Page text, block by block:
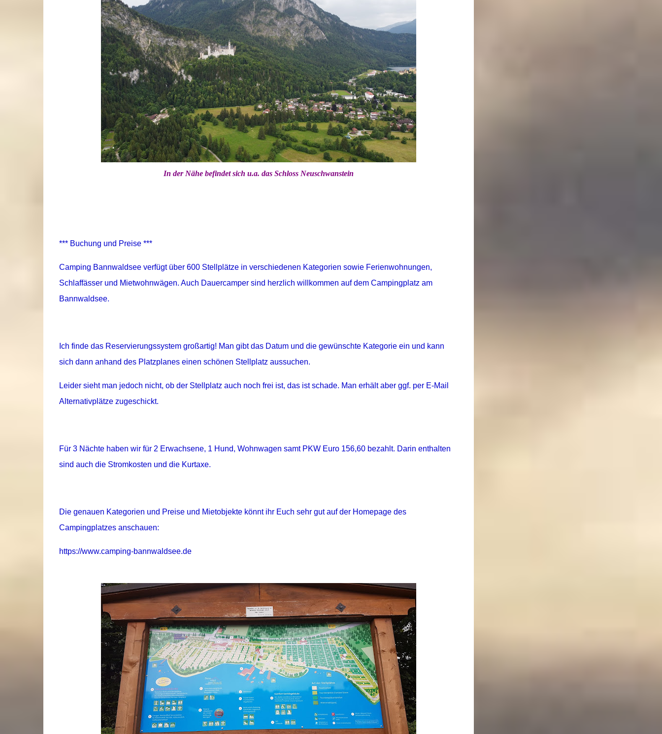
In der Nähe befindet sich u.a. das Schloss Neuschwanstein
*** Buchung und Preise ***
Camping Bannwaldsee verfügt über 600 Stellplätze in verschiedenen Kategorien sowie Ferienwohnungen,
Schlaffässer und Mietwohnwägen. Auch Dauercamper sind herzlich willkommen auf dem Campingplatz am
Bannwaldsee.
Ich finde das Reservierungssystem großartig! Man gibt das Datum und die gewünschte Kategorie ein und kann
sich dann anhand des Platzplanes einen schönen Stellplatz aussuchen.
Leider sieht man jedoch nicht, ob der Stellplatz auch noch frei ist, das ist schade. Man erhält aber ggf. per E-Mail
Alternativplätze zugeschickt.
Für 3 Nächte haben wir für 2 Erwachsene, 1 Hund, Wohnwagen samt PKW Euro 156,60 bezahlt. Darin enthalten
sind auch die Stromkosten und die Kurtaxe.
Die genauen Kategorien und Preise und Mietobjekte könnt ihr Euch sehr gut auf der Homepage des
Campingplatzes anschauen:
https://www.camping-bannwaldsee.de